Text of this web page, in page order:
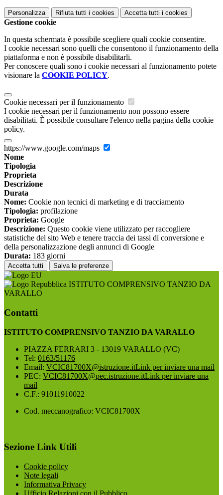
Personalizza Rifiuta tutti i cookies Accetta tutti i cookies
Gestione cookie
In questa schermata è possibile scegliere quali cookie consentire.
I cookie necessari sono quelli che consentono il funzionamento della
piattaforma e non è possibile disabilitarli.
Per conoscere quali sono i cookie necessari al funzionamento potete
visionare la COOKIE POLICY.
Cookie necessari per il funzionamento
I cookie necessari per il funzionamento non possono essere
disabilitati. È possibile consultare l'elenco nella pagina della cookie
policy.
https://www.google.com/maps
Nome
Tipologia
Proprieta
Descrizione
Durata
Nome: Cookie non tecnici di marketing e di tracciamento
Tipologia: profilazione
Proprieta: Google
Descrizione: Questo cookie viene utilizzato per raccogliere
statistiche del sito Web e tenere traccia dei tassi di conversione e
della personalizzazione degli annunci di Google
Durata: 183 giorni
Accetta tutti Salva le preferenze
ISTITUTO COMPRENSIVO TANZIO DA
VARALLO
Contatti
ISTITUTO COMPRENSIVO TANZIO DA VARALLO
PIAZZA FERRARI 3 - 13019 VARALLO (VC)
Tel: 0163/51176
Email: VCIC81700X@istruzione.itLink per inviare una mail
PEC: VCIC81700X@pec.istruzione.itLink per inviare una
mail
C.F.: 91011910022
Cod. meccanografico: VCIC81700X
Sezione Link Utili
Cookie policy
Note legali
Informativa Privacy